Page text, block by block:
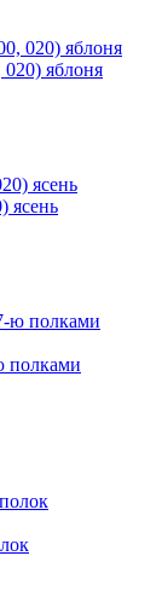
яблоня
ясень
полками